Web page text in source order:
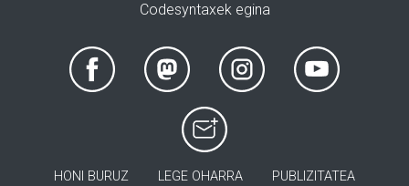
Codesyntaxek egina
HONI BURUZ LEGE OHARRA PUBLIZITATEA